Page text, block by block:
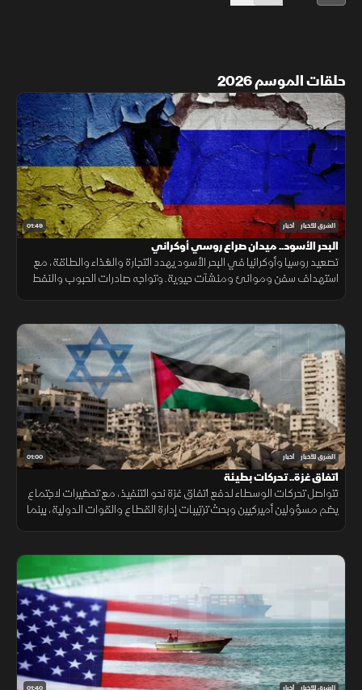
حلقات الموسم 2026
01:49 الشرق للأخبار أخبار
البحر الأسود.. ميدان صراع روسي أوكراني
تصعيد روسيا وأوكرانيا في البحر الأسود يهدد التجارة والغذاء والطاقة، مع
استهداف سفن وموانئ ومنشآت حيوية. وتواجه صادرات الحبوب والنفط
01:00 الشرق للأخبار أخبار
اتفاق غزة.. تحركات بطيئة
تتواصل تحركات الوسطاء لدفع اتفاق غزة نحو التنفيذ، مع تحضيرات لاجتماع
يضم مسؤولين أميركيين وبحث ترتيبات إدارة القطاع والقوات الدولية، بينما
01:40